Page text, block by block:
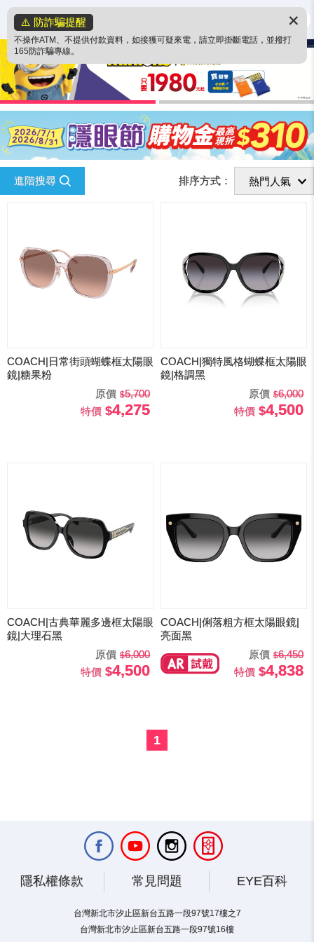
⚠️ 防詐騙提醒
不操作ATM、不提供付款資料，如接獲可疑來電，請立即掛斷電話，並撥打
165防詐騙專線。
✕
進階搜尋 排序方式：
COACH|日常街頭蝴蝶框太陽眼
鏡|糖果粉
原價
5,700
特價
4,275
COACH|獨特風格蝴蝶框太陽眼
鏡|格調黑
原價
6,000
特價
4,500
COACH|古典華麗多邊框太陽眼
鏡|大理石黑
原價
6,000
特價
4,500
COACH|俐落粗方框太陽眼鏡|
亮面黑
原價
6,450
特價
4,838
1
隱私權條款 常見問題 EYE百科
台灣新北市汐止區新台五路一段97號17樓之7
台灣新北市汐止區新台五路一段97號16樓